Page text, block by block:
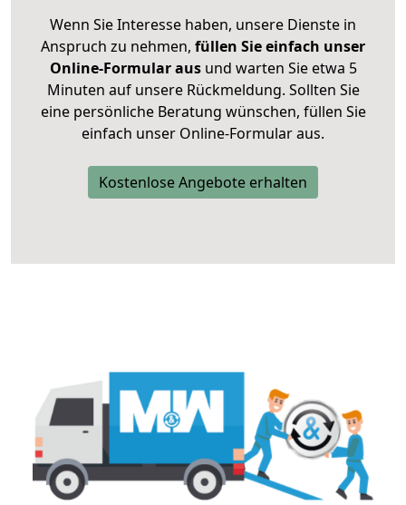
Wenn Sie Interesse haben, unsere Dienste in
Anspruch zu nehmen, füllen Sie einfach unser
Online-Formular ausund warten Sie etwa 5
Minuten auf unsere Rückmeldung. Sollten Sie
eine persönliche Beratung wünschen, füllen Sie
einfach unser Online-Formular aus.
Kostenlose Angebote erhalten